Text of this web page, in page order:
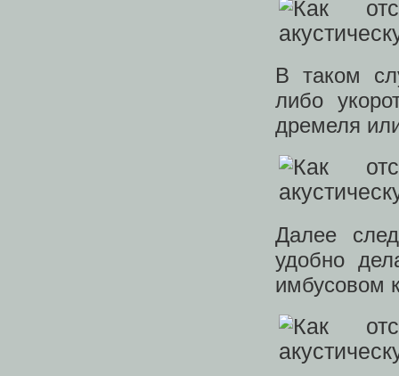
В таком
либо
дремеля
Далее
удобно
имбусовом